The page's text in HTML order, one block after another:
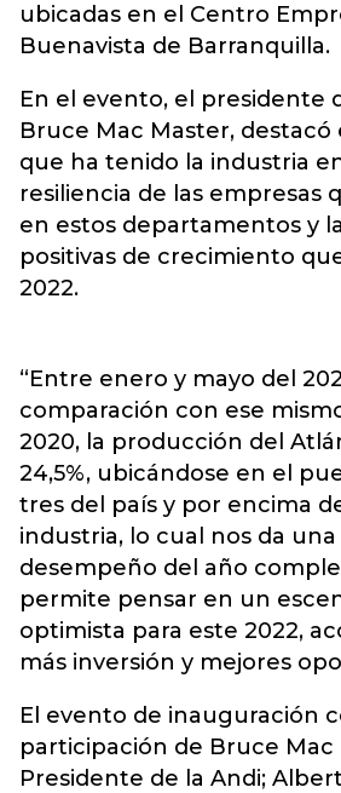
ubicadas en el Centro
Buenavista de Barranquilla.
En el evento, el presidente
Bruce Mac Master,
que ha tenido la industria
resiliencia de las empresas
en estos departamentos y
positivas de crecimiento
2022.
“Entre enero y mayo del
comparación con ese
2020, la producción del
24,5%, ubicándose en el
tres del país y por encima
industria, lo cual nos da una
desempeño del año
permite pensar en un
optimista para este 2022,
más inversión y mejores
El evento de inauguración
participación de Bruce Mac
Presidente de la Andi;